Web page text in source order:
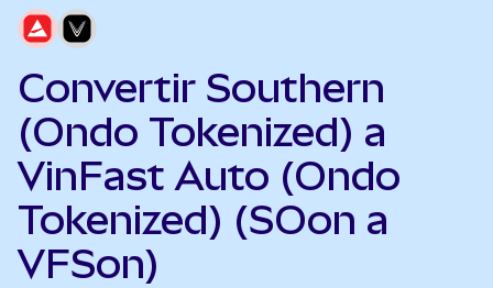
Convertir Southern
(Ondo Tokenized) a
VinFast Auto (Ondo
Tokenized) (SOon a
VFSon)